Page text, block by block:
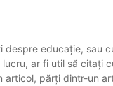
despre educație, sau
ar fi util să citați
articol, părți dintr-un